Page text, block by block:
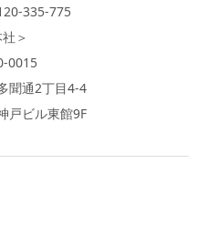
335-775
＞
0015
聞通2丁目4-4
戸ビル東館9F